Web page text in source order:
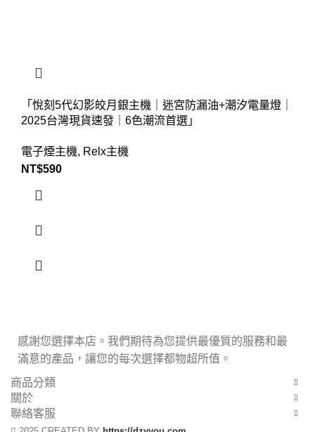
「悅刻5代幻影皎月銀主機｜迷宮防漏油+潮汐電量燈｜
2025台灣現貨速發｜6色潮流首選」​
電子煙主機, Relx主機
NT$590
感謝您選擇本店。我們期待為您提供最優質的服務和最
滿意的產品，讓您的每次選擇都物超所值。
商品分類
關於
聯絡客服